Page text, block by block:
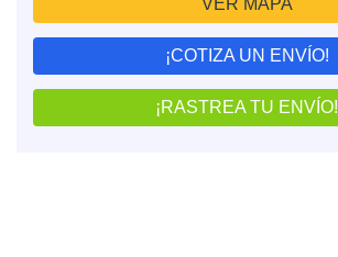
VER MAPA
¡COTIZA UN ENVÍO!
¡RASTREA TU ENVÍO!